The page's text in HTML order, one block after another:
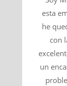
esta
he
con
un